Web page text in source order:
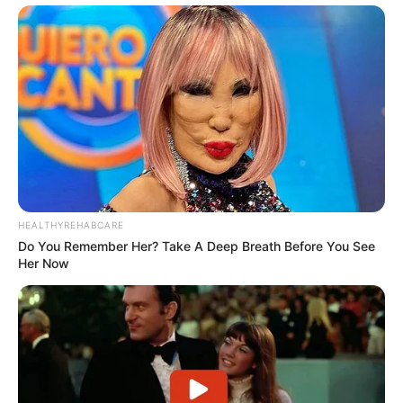
Akhirnya ia memutuskan istirahat dari dunia akting selama 3
tahun, bertemu dengan keluarganya dan kembali dengan
kepribadian yang baru.
Bagi teman-teman dan rekan kerjanya, ia dikenal sebagai orang
yang baik, bahkan kadang terlalu baik.
Suaminya berhenti menontonThe Penthousekarena banyaknya
adegan ciuman yang ia lakukan dengan lawan mainnya.
Baca juga: Biodata, Profil, dan Fakta Lee Seung Gi
Film
It’s Alright
Love Forecast
(2015), sebagai mantan pacar Joon Soo
IRIS 2: The Movie(2013), sebagai Kim Seon Hwa
(2012), sebagai Danya
HEALTHYREHABCARE
Do You Remember Her? Take A Deep Breath Before You See
Her Now